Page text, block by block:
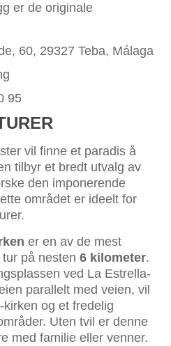
er de originale
60, 29327 Teba, Málaga
95
vil finne et paradis å
tilbyr et bredt utvalg av
den imponerende
området er ideelt for
er en av de mest
på nesten 6 kilometer.
ved La Estrella-
parallelt med veien, vil
og et fredelig
Uten tvil er denne
med familie eller venner.